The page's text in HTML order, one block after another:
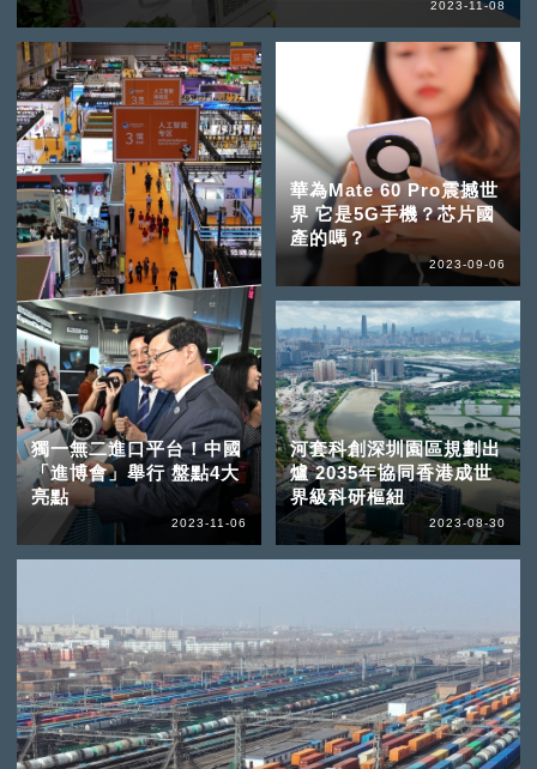
2023-11-08
獨一無二進口平台！中國
「進博會」舉行 盤點4大
亮點
2023-11-06
華為Mate 60 Pro震撼世
界 它是5G手機？芯片國
產的嗎？
2023-09-06
河套科創深圳園區規劃出
爐 2035年協同香港成世
界級科研樞紐
2023-08-30